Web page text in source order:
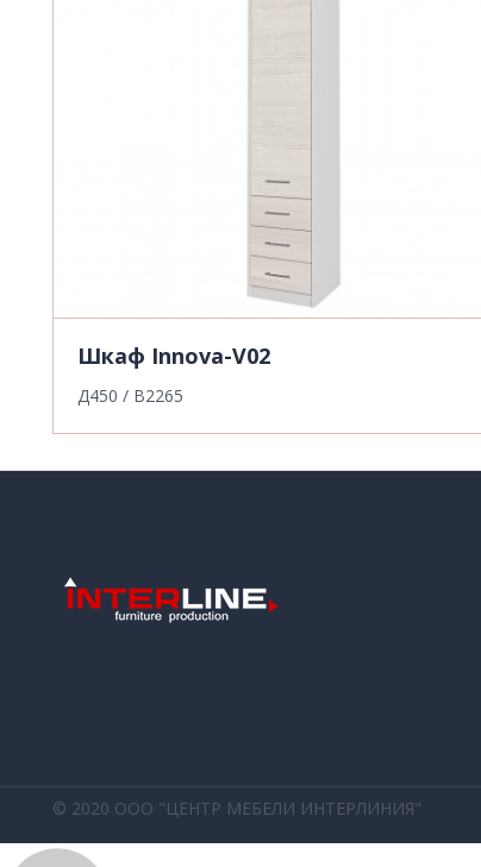
Шкаф Innova-V02
Д450 / В2265
© 2020 ООО "ЦЕНТР МЕБЕЛИ ИНТЕРЛИНИЯ"